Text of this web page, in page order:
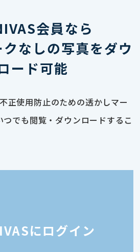
会員なら
なしの写真をダウ
ード可能
正使用防止のための透かしマー
でも閲覧・ダウンロードするこ
にログイン